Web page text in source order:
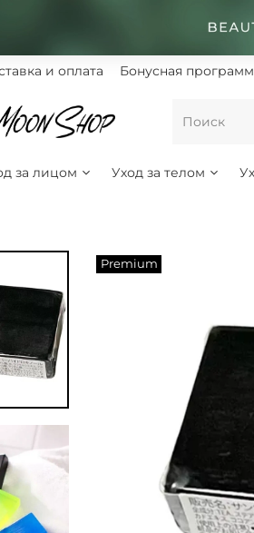
и оплата Бонусная
за лицом Уход за телом
Premium